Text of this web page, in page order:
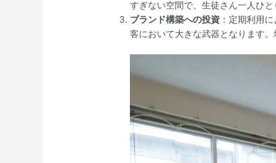
すぎない空間で、生徒さん一人ひと
ブランド構築への投資 ：定期利用
客において大きな武器となります